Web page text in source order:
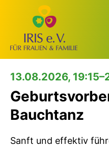
13.08.2026,
Bauchtanz
Sanft und effektiv